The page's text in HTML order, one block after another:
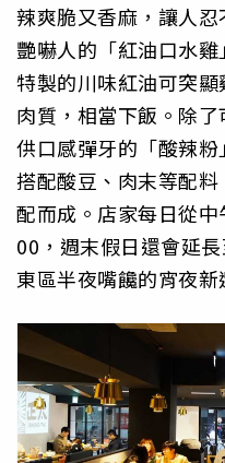
辣爽脆又香麻，讓人
艷嚇人的「紅油口水
特製的川味紅油可突
肉質，相當下飯。除
供口感彈牙的「酸辣
搭配酸豆、肉末等配
配而成。店家每日從中
00，週末假日還會延
東區半夜嘴饞的宵夜新